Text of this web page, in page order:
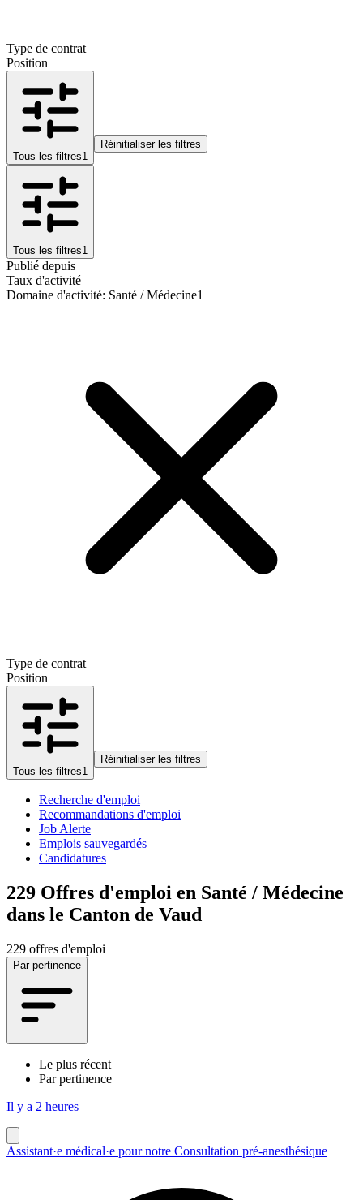
Type de contrat
Position
Tous les filtres1
Réinitialiser les filtres
Tous les filtres1
Publié depuis
Taux d'activité
Domaine d'activité: Santé / Médecine1
Type de contrat
Position
Tous les filtres1
Réinitialiser les filtres
Recherche d'emploi
Recommandations d'emploi
Job Alerte
Emplois sauvegardés
Candidatures
229 Offres d'emploi en Santé / Médecine
dans le Canton de Vaud
229 offres d'emploi
Par pertinence
Le plus récent
Par pertinence
Il y a 2 heures
Assistant·e médical·e pour notre Consultation pré-anesthésique